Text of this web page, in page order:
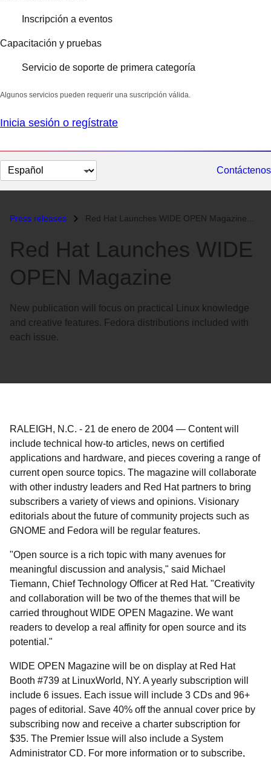
Inscripción a eventos
Capacitación y pruebas
Servicio de soporte de primera categoría
Algunos servicios pueden requerir una suscripción válida.
Inicia sesión o regístrate
Cambiar
el
Contáctenos
Press releases Red Hat Launches WIDE OPEN Magazine...
Red Hat Launches WIDE
OPEN Magazine
New publication will focus on practical Linux knowledge
and creative features. Fedora distributions included with
each issue.
RALEIGH, N.C. - 21 de enero de 2004 — Content will
include technical how-to articles, news on certified
applications and hardware, and pieces covering a range of
current open source topics. The magazine will collaborate
with other industry leaders and Red Hat partners to bring
subscribers a variety of views and opinions. Visionary
editorials about the future of community projects such as
GNOME and Fedora will be regular features.
"Open source is a rich topic with many avenues for
meaningful discussion and analysis," said Michael
Tiemann, Chief Technology Officer at Red Hat. "Creativity
and collaboration will be two of the themes that will be
carried throughout WIDE OPEN Magazine. We want
readers to develop a real affinity for open source and its
potential."
WIDE OPEN Magazine will be on display at Red Hat
Booth #739 at LinuxWorld, NY. A yearly subscription will
include 6 issues. Each issue will include 3 CDs and 96+
pages of editorial. Save 40% off the annual cover price by
subscribing now and receive a charter subscription for
$35. The Premier Issue will also include a System
Administrator CD. For more information or to subscribe,